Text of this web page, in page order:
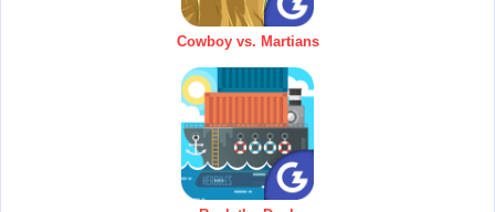
Cowboy vs. Martians